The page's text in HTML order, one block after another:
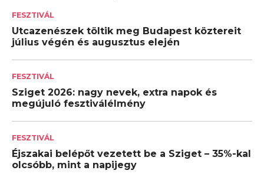
FESZTIVÁL
Utcazenészek töltik meg Budapest köztereit
július végén és augusztus elején
FESZTIVÁL
Sziget 2026: nagy nevek, extra napok és
megújuló fesztiválélmény
FESZTIVÁL
Éjszakai belépőt vezetett be a Sziget – 35%-kal
olcsóbb, mint a napijegy